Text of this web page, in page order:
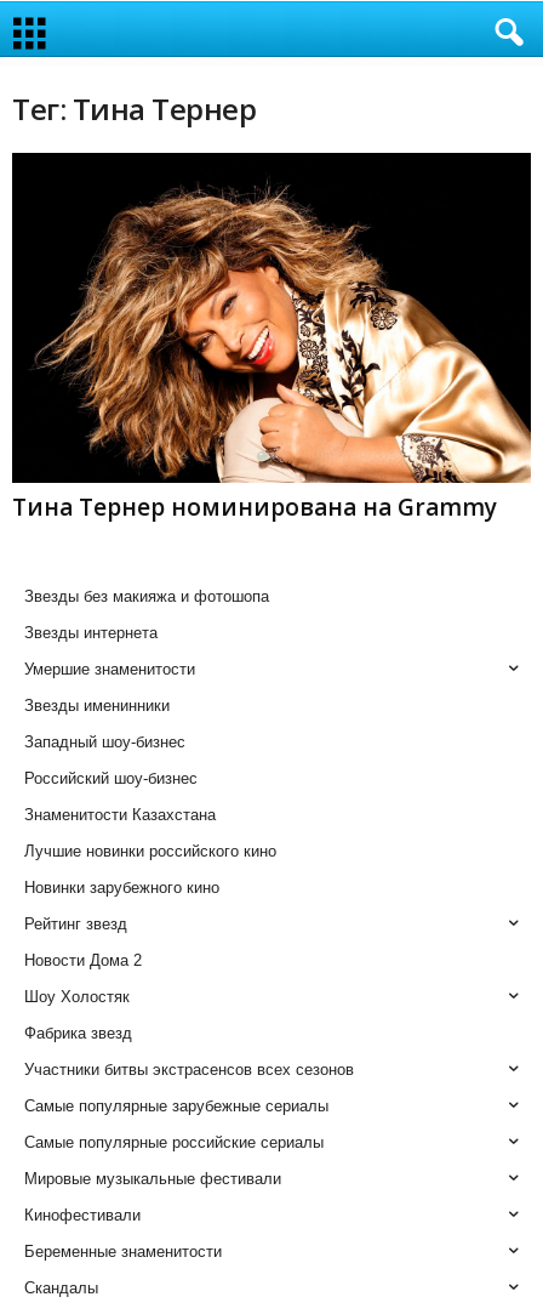
Тег: Тина Тернер
Тина Тернер номинирована на Grammy
Звезды без макияжа и фотошопа
Звезды интернета
Умершие знаменитости
Звезды именинники
Западный шоу-бизнес
Российский шоу-бизнес
Знаменитости Казахстана
Лучшие новинки российского кино
Новинки зарубежного кино
Рейтинг звезд
Новости Дома 2
Шоу Холостяк
Фабрика звезд
Участники битвы экстрасенсов всех сезонов
Самые популярные зарубежные сериалы
Самые популярные российские сериалы
Мировые музыкальные фестивали
Кинофестивали
Беременные знаменитости
Скандалы